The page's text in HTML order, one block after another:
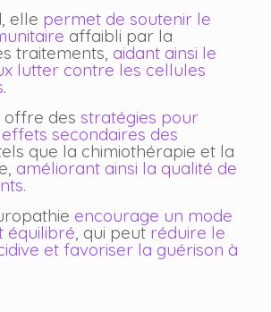
elle permet de soutenir le
affaibli par la
traitements, aidant ainsi le
lutter contre les cellules
.
offre des stratégies pour
secondaires des
que la chimiothérapie et la
améliorant ainsi la qualité de
encourage un mode
équilibré , qui peutréduire le
et favoriser la guérison à